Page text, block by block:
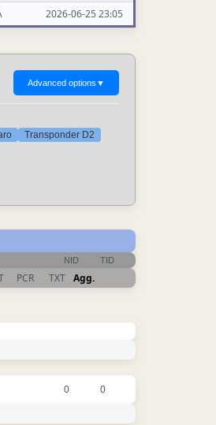
2026-06-25 23:05
Advanced options ▼
Transponder D2
NID TID
PCR TXT Agg.
0 0